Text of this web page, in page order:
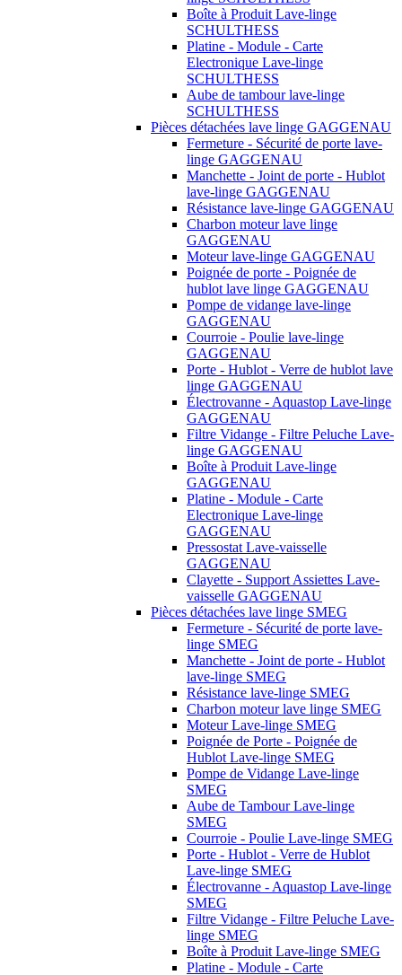
Boîte à Produit Lave-linge
SCHULTHESS
Platine - Module - Carte
Electronique Lave-linge
SCHULTHESS
Aube de tambour lave-linge
SCHULTHESS
Pièces détachées lave linge GAGGENAU
Fermeture - Sécurité de porte lave-
linge GAGGENAU
Manchette - Joint de porte - Hublot
lave-linge GAGGENAU
Résistance lave-linge GAGGENAU
Charbon moteur lave linge
GAGGENAU
Moteur lave-linge GAGGENAU
Poignée de porte - Poignée de
hublot lave linge GAGGENAU
Pompe de vidange lave-linge
GAGGENAU
Courroie - Poulie lave-linge
GAGGENAU
Porte - Hublot - Verre de hublot lave
linge GAGGENAU
Électrovanne - Aquastop Lave-linge
GAGGENAU
Filtre Vidange - Filtre Peluche Lave-
linge GAGGENAU
Boîte à Produit Lave-linge
GAGGENAU
Platine - Module - Carte
Electronique Lave-linge
GAGGENAU
Pressostat Lave-vaisselle
GAGGENAU
Clayette - Support Assiettes Lave-
vaisselle GAGGENAU
Pièces détachées lave linge SMEG
Fermeture - Sécurité de porte lave-
linge SMEG
Manchette - Joint de porte - Hublot
lave-linge SMEG
Résistance lave-linge SMEG
Charbon moteur lave linge SMEG
Moteur Lave-linge SMEG
Poignée de Porte - Poignée de
Hublot Lave-linge SMEG
Pompe de Vidange Lave-linge
SMEG
Aube de Tambour Lave-linge
SMEG
Courroie - Poulie Lave-linge SMEG
Porte - Hublot - Verre de Hublot
Lave-linge SMEG
Électrovanne - Aquastop Lave-linge
SMEG
Filtre Vidange - Filtre Peluche Lave-
linge SMEG
Boîte à Produit Lave-linge SMEG
Platine - Module - Carte